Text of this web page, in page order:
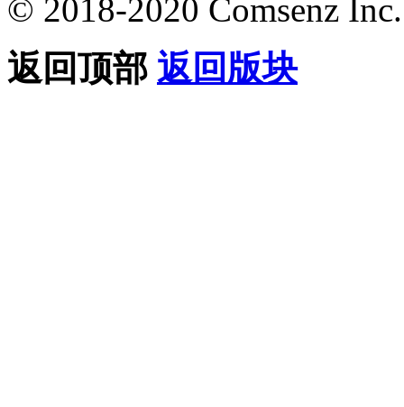
© 2018-2020 Comsenz Inc.
返回顶部 返回版块